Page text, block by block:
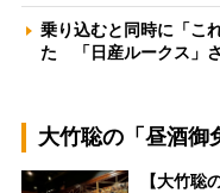
乗り込むと同時に「こ
た 「日産ルークス」
大竹聡の「昼酒御
【大竹聡